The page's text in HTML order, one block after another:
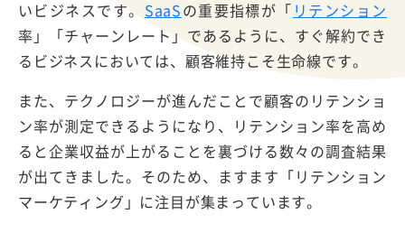
いビジネスです。 SaaSの重要指標が「 リテンション
率」「チャーンレート」であるように、すぐ解約でき
るビジネスにおいては、顧客維持こそ生命線です。
また、テクノロジーが進んだことで顧客のリテンショ
ン率が測定できるようになり、リテンション率を高め
ると企業収益が上がることを裏づける数々の調査結果
が出てきました。そのため、ますます「リテンション
マーケティング」に注目が集まっています。